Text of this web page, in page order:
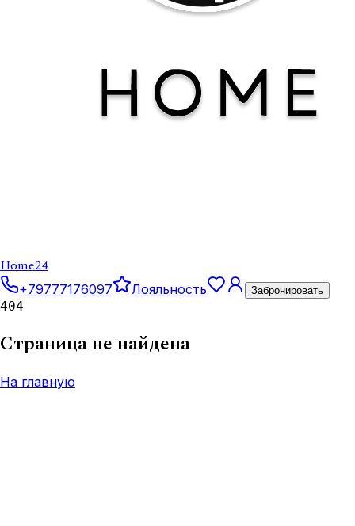
Home24
+79777176097 Лояльность Забронировать
404
Страница не найдена
На главную